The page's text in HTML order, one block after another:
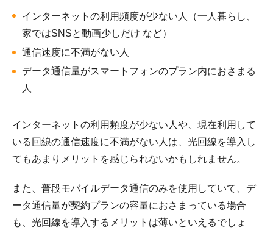
インターネットの利用頻度が少ない人（一人暮らし、
家ではSNSと動画少しだけ など）
通信速度に不満がない人
データ通信量がスマートフォンのプラン内におさまる
人
インターネットの利用頻度が少ない人や、現在利用して
いる回線の通信速度に不満がない人は、光回線を導入し
てもあまりメリットを感じられないかもしれません。
また、普段モバイルデータ通信のみを使用していて、デ
ータ通信量が契約プランの容量におさまっている場合
も、光回線を導入するメリットは薄いといえるでしょ